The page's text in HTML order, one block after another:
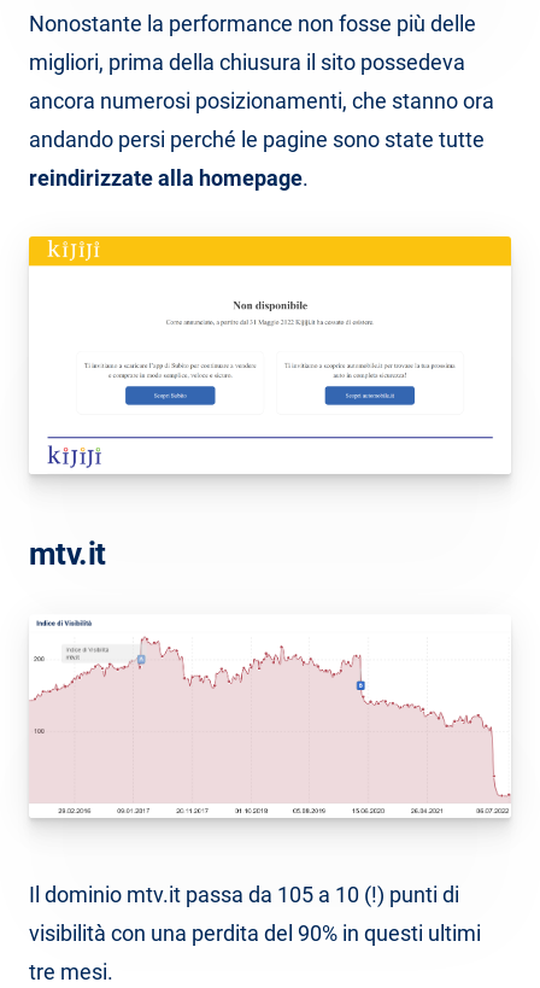
Nonostante la performance non fosse più delle
migliori, prima della chiusura il sito possedeva
ancora numerosi posizionamenti, che stanno ora
andando persi perché le pagine sono state tutte
reindirizzate alla homepage.
mtv.it
Il dominio mtv.it passa da 105 a 10 (!) punti di
visibilità con una perdita del 90% in questi ultimi
tre mesi.